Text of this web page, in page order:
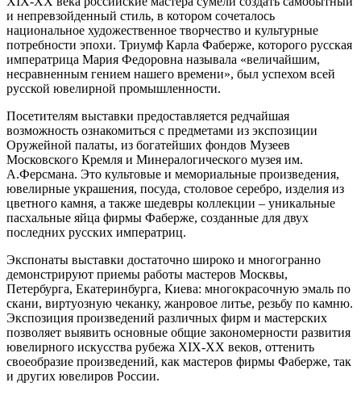
и непревзойденный стиль, в котором сочеталось
национальное художественное творчество и культурные
потребности эпохи. Триумф Карла Фаберже, которого русская
императрица Мария Федоровна называла «величайшим,
несравненным гением нашего времени», был успехом всей
русской ювелирной промышленности.
Посетителям выставки предоставляется редчайшая
возможность ознакомиться с предметами из экспозиции
Оружейной палаты, из богатейших фондов Музеев
Московского Кремля и Минералогического музея им.
А.Ферсмана. Это культовые и мемориальные произведения,
ювелирные украшения, посуда, столовое серебро, изделия из
цветного камня, а также шедевры коллекции – уникальные
пасхальные яйца фирмы Фаберже, созданные для двух
последних русских императриц.
Экспонаты выставки достаточно широко и многогранно
демонстрируют приемы работы мастеров Москвы,
Петербурга, Екатеринбурга, Киева: многокрасочную эмаль по
скани, виртуозную чеканку, жанровое литье, резьбу по камню.
Экспозиция произведений различных фирм и мастерских
позволяет выявить основные общие закономерности развития
ювелирного искусства рубежа ХIХ-ХХ веков, оттенить
своеобразие произведений, как мастеров фирмы Фаберже, так
и других ювелиров России.